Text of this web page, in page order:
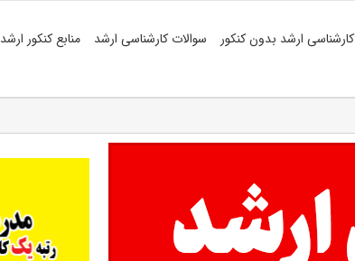
کارشناسی ارشد بدون کنکور سوالات کارشناسی ارشد منابع کنکور ارشد